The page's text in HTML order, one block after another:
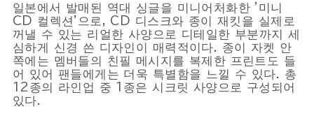
Powered by GliaStudios
일본에서 발매된 역대 싱글을 미니어처화한 '미니
CD 컬렉션'으로, CD 디스크와 종이 재킷을 실제로
꺼낼 수 있는 리얼한 사양으로 디테일한 부분까지 세
심하게 신경 쓴 디자인이 매력적이다. 종이 자켓 안
쪽에는 멤버들의 친필 메시지를 복제한 프린트도 들
어 있어 팬들에게는 더욱 특별함을 느낄 수 있다. 총
12종의 라인업 중 1종은 시크릿 사양으로 구성되어
있다.